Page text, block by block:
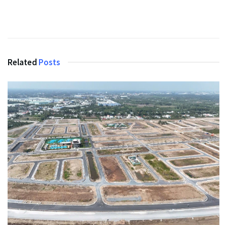
Related Posts